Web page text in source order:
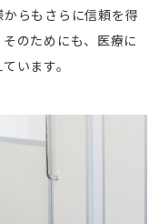
らもさらに信頼を得
のためにも、医療に
います。